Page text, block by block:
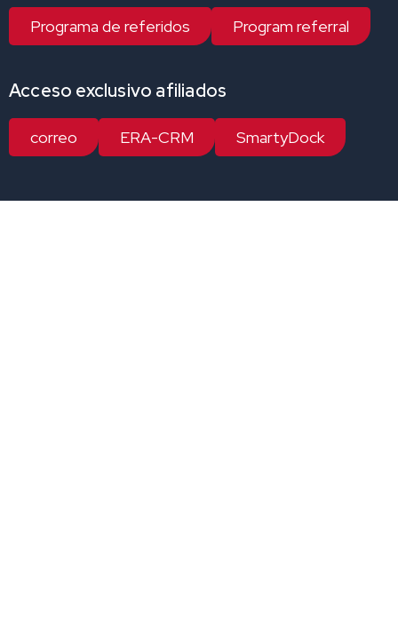
Programa de referidos Program referral
Acceso exclusivo afiliados
correo ERA-CRM SmartyDock